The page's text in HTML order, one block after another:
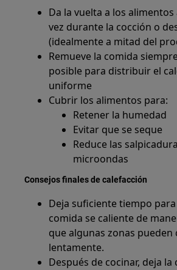
Da la vuelta a los
vez durante la cocción o
(idealmente a mitad del
Remueve la comida
posible para distribuir el
uniforme
Cubrir los alimentos para:
Retener la humedad
Evitar que se seque
Reduce las
microondas
Consejos finales de calefacción
Deja suficiente tiempo
comida se caliente de
que algunas zonas pueden
lentamente.
Después de cocinar, deja